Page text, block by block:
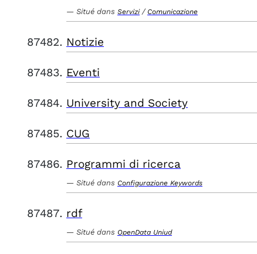
Situé dans Servizi / Comunicazione
Notizie
Eventi
University and Society
CUG
Programmi di ricerca
Situé dans Configurazione Keywords
rdf
Situé dans OpenData Uniud